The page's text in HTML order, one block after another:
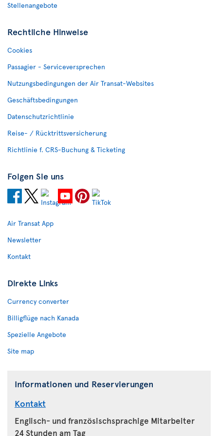
Stellenangebote
Rechtliche Hinweise
Cookies
Passagier - Serviceversprechen
Nutzungsbedingungen der Air Transat-Websites
Geschäftsbedingungen
Datenschutzrichtlinie
Reise- / Rücktrittsversicherung
Richtlinie f. CRS-Buchung & Ticketing
Folgen Sie uns
Air Transat App
Newsletter
Kontakt
Direkte Links
Currency converter
Billigflüge nach Kanada
Spezielle Angebote
Site map
Informationen und Reservierungen
Kontakt
Englisch- und französischsprachige Mitarbeiter
24 Stunden am Tag